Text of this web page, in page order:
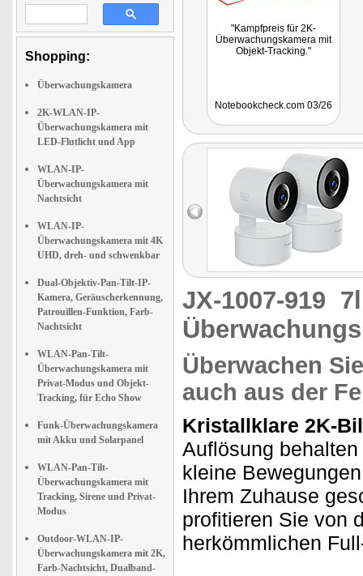
Shopping:
Überwachungskamera
2K-WLAN-IP-
Überwachungskamera mit
LED-Flutlicht und App
WLAN-IP-
Überwachungskamera mit
Nachtsicht
WLAN-IP-
Überwachungskamera mit 4K
UHD, dreh- und schwenkbar
Dual-Objektiv-Pan-Tilt-IP-
Kamera, Geräuscherkennung,
Patrouillen-Funktion, Farb-
Nachtsicht
WLAN-Pan-Tilt-
Überwachungskamera mit
Privat-Modus und Objekt-
Tracking, für Echo Show
Funk-Überwachungskamera
mit Akku und Solarpanel
WLAN-Pan-Tilt-
Überwachungskamera mit
Tracking, Sirene und Privat-
Modus
Outdoor-WLAN-IP-
Überwachungskamera mit 2K,
Farb-Nachtsicht, Dualband-
"Kampfpreis für 2K-
Überwachungskamera mit
Objekt-Tracking."
Notebookcheck.com 03/26
JX-1007-919
Überwachen
auch aus der
Kristallklare 2K-
Auflösung
kleine
Ihrem Zuhause
profitieren Sie von
herkömmlichen